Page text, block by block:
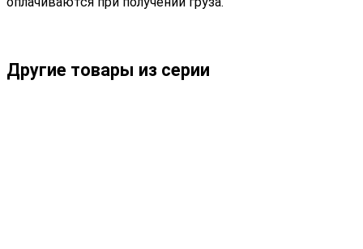
Другие товары из серии